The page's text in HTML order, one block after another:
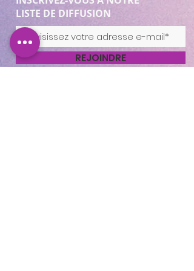
LISTE DE DIFFUSION
REJOINDRE